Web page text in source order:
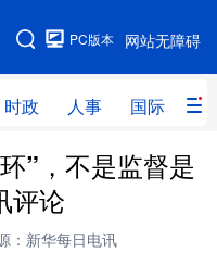
网站无障碍
PC版本
时政 人事 国际 财
时政 人事
网评
全球连线
”，不是监督是
评论
：新华每日电讯